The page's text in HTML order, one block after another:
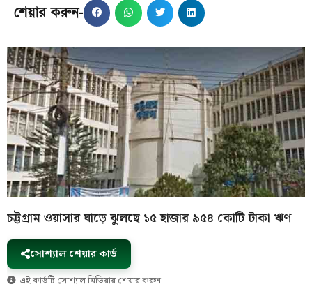
শেয়ার করুন-
চট্টগ্রাম ওয়াসার ঘাড়ে ঝুলছে ১৫ হাজার ৯৫৪ কোটি টাকা ঋণ
সোশ্যাল শেয়ার কার্ড
এই কার্ডটি সোশ্যাল মিডিয়ায় শেয়ার করুন